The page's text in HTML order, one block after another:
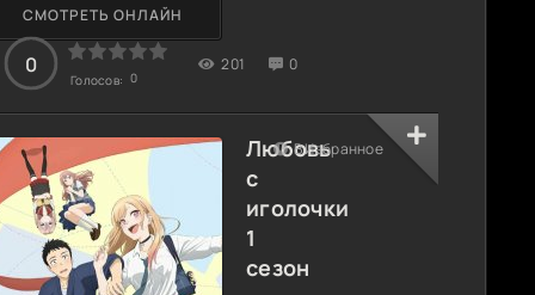
имплантатах.
Мартинеса едва
держится на
плаву, но
старается
сделать все от
нее зависящее,
чтобы сын
обучался в
СМОТРЕТЬ ОНЛАЙН
0
Голосов: 0
201 0
Любовь
с
иголочки
1
сезон
В Избранное